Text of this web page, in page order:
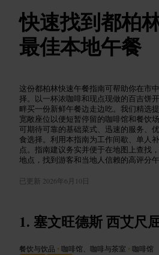
快速找到都柏
最佳本地午餐
这份都柏林快速午餐指南可帮助你在市
择。以一杯浓咖啡和现点现做的百吉饼
畔买一份新鲜午餐边走边吃。我们精选
宽敞座位以便短暂停留的咖啡馆和餐饮
可期待可靠的基础菜式、迅速的服务、
食选择。利用本指南为工作间歇、单人
点。指南建议务实并便于在地图上查找
地点，找到游客和当地人信赖的高评分午
已更新 2026年6月10日
塞文旺德斯 西艾尺
餐饮与饮品 •咖啡馆、咖啡与茶室 •咖啡馆